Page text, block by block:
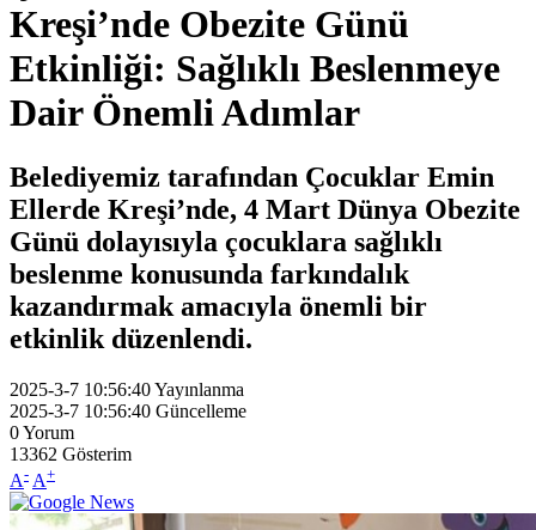
Kreşi’nde Obezite Günü
Etkinliği: Sağlıklı Beslenmeye
Dair Önemli Adımlar
Belediyemiz tarafından Çocuklar Emin
Ellerde Kreşi’nde, 4 Mart Dünya Obezite
Günü dolayısıyla çocuklara sağlıklı
beslenme konusunda farkındalık
kazandırmak amacıyla önemli bir
etkinlik düzenlendi.
2025-3-7 10:56:40Yayınlanma
2025-3-7 10:56:40 Güncelleme
0Yorum
13362 Gösterim
A- A+